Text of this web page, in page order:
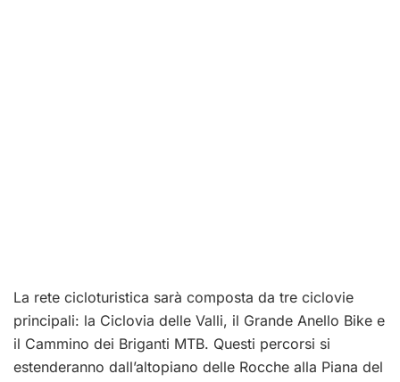
La rete cicloturistica sarà composta da tre ciclovie
principali: la Ciclovia delle Valli, il Grande Anello Bike e
il Cammino dei Briganti MTB. Questi percorsi si
estenderanno dall’altopiano delle Rocche alla Piana del